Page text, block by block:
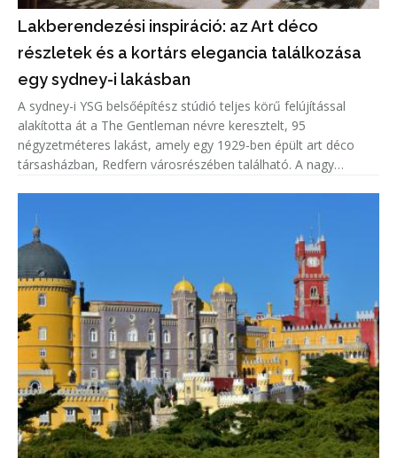
Lakberendezési inspiráció: az Art déco
részletek és a kortárs elegancia találkozása
egy sydney-i lakásban
A sydney-i YSG belsőépítész stúdió teljes körű felújítással
alakította át a The Gentleman névre keresztelt, 95
négyzetméteres lakást, amely egy 1929-ben épült art déco
társasházban, Redfern városrészében található. A nagy